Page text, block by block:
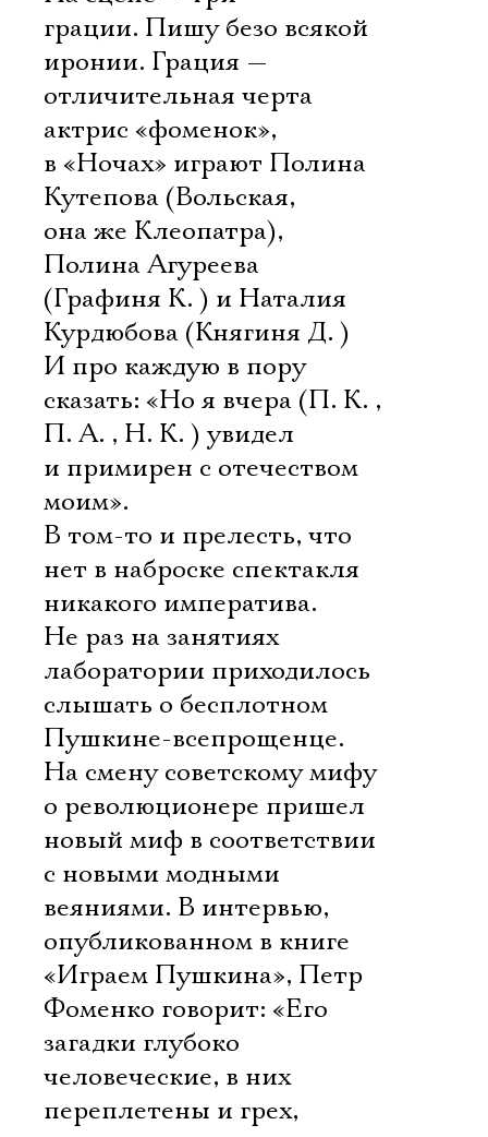
грации. Пишу безо всякой
иронии. Грация —
отличительная черта
актрис «фоменок»,
в «Ночах» играют Полина
Кутепова (Вольская,
она же Клеопатра),
Полина Агуреева
(Графиня К. ) и Наталия
Курдюбова (Княгиня Д. )
И про каждую в пору
сказать: «Но я вчера (П. К. ,
П. А. , Н. К. ) увидел
и примирен с отечеством
моим».
В том-то и прелесть, что
нет в наброске спектакля
никакого императива.
Не раз на занятиях
лаборатории приходилось
слышать о бесплотном
Пушкине-всепрощенце.
На смену советскому мифу
о революционере пришел
новый миф в соответствии
с новыми модными
веяниями. В интервью,
опубликованном в книге
«Играем Пушкина», Петр
Фоменко говорит: «Его
загадки глубоко
человеческие, в них
переплетены и грех,
Электропочта
Ознакомиться